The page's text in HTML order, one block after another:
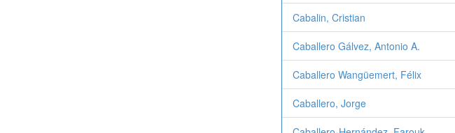
Cabalin, Cristian
Caballero Gálvez, Antonio A.
Caballero Wangüemert, Félix
Caballero, Jorge